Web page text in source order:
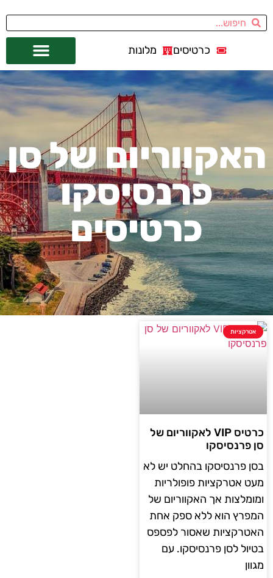
כרטיסים מלונות
האקווריום של סן
פרנסיסקו
כרטיסים
אטרקציות
כרטיס VIP לאקווריום של
סן פרנסיסקו
בסן פרנסיסקו בהחלט יש לא
מעט אטרקציות פופולריות
ומומלצות אך האקווריום של
המפרץ הוא ללא ספק אחת
האטרקציות שאסור לפספס
בטיול לסן פרנסיסקו. עם
מגוון